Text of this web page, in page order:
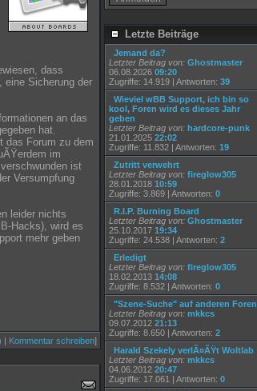
dass
Sicherung der
an das
hat.
das Forum zu dem
im
ist
Versumpfung
leider nichts
Hacks), wird es
mehr geben
| Kommentar schreiben]
Letzte Beiträge
Jemand da?
Letzter Beitrag von: Ghostmaster
06.08.2026 09:20
Zugriffe: 14.919 | Antworten: 39
Wieviel wBB Support, ich bin so
kool, Foren wird es dieses Jahr
geben
Letzter Beitrag von: hardcore-punk
21.01.2025 22:02
Zugriffe: 11.832 | Antworten: 19
Zutritt verwehrt
Letzter Beitrag von: fireglow305
28.01.2018 10:59
Zugriffe: 3.869 | Antworten: 0
R.I.P. Burning Board
Letzter Beitrag von: Ghostmaster
25.10.2017 19:34
Zugriffe: 24.538 | Antworten: 2
Erledigt
Letzter Beitrag von: fireglow305
18.02.2013 14:08
Zugriffe: 8.532 | Antworten: 0
"Szene-Suche" auf anderen Foren
Letzter Beitrag von: mkkcs
09.07.2012 21:13
Zugriffe: 8.650 | Antworten: 2
Harald Szekely verlÃ¤ÃŸt Woltlab
Letzter Beitrag von: mkkcs
04.06.2012 20:47
Zugriffe: 17.061 | Antworten: 0